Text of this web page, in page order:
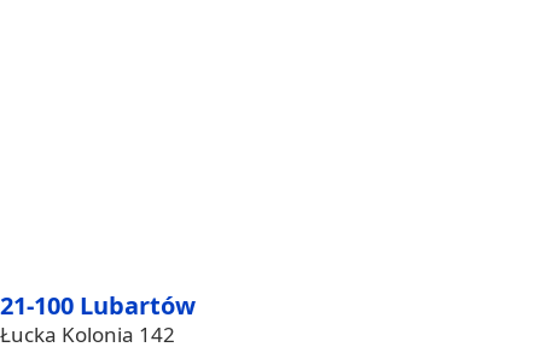
21-100 Lubartów
Łucka Kolonia 142